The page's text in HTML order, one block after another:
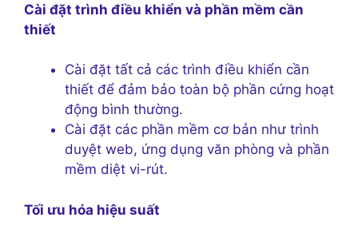
Cài đặt trình điều khiển và phần mềm cần
thiết
Cài đặt tất cả các trình điều khiển cần
thiết để đảm bảo toàn bộ phần cứng hoạt
động bình thường.
Cài đặt các phần mềm cơ bản như trình
duyệt web, ứng dụng văn phòng và phần
mềm diệt vi-rút.
Tối ưu hóa hiệu suất